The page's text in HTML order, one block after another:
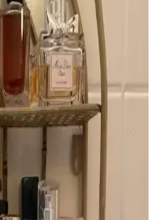
taze notalarla katmanlama
doğal ve hafif
Fleur Parfümleri:
Nostalji
tropikal
gösterir. Her iki
oluşturur ve genç
Yatay Tasarımlı